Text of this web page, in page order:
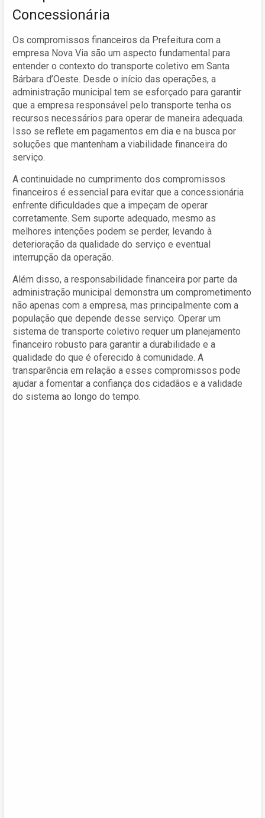
Concessionária
Os compromissos financeiros da Prefeitura com a
empresa Nova Via são um aspecto fundamental para
entender o contexto do transporte coletivo em Santa
Bárbara d’Oeste. Desde o início das operações, a
administração municipal tem se esforçado para garantir
que a empresa responsável pelo transporte tenha os
recursos necessários para operar de maneira adequada.
Isso se reflete em pagamentos em dia e na busca por
soluções que mantenham a viabilidade financeira do
serviço.
A continuidade no cumprimento dos compromissos
financeiros é essencial para evitar que a concessionária
enfrente dificuldades que a impeçam de operar
corretamente. Sem suporte adequado, mesmo as
melhores intenções podem se perder, levando à
deterioração da qualidade do serviço e eventual
interrupção da operação.
Além disso, a responsabilidade financeira por parte da
administração municipal demonstra um comprometimento
não apenas com a empresa, mas principalmente com a
população que depende desse serviço. Operar um
sistema de transporte coletivo requer um planejamento
financeiro robusto para garantir a durabilidade e a
qualidade do que é oferecido à comunidade. A
transparência em relação a esses compromissos pode
ajudar a fomentar a confiança dos cidadãos e a validade
do sistema ao longo do tempo.